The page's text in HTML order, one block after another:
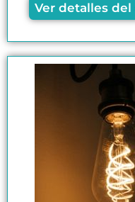
Ver detalles del